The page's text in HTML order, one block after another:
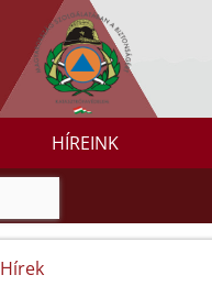
HÍREINK
Hírek